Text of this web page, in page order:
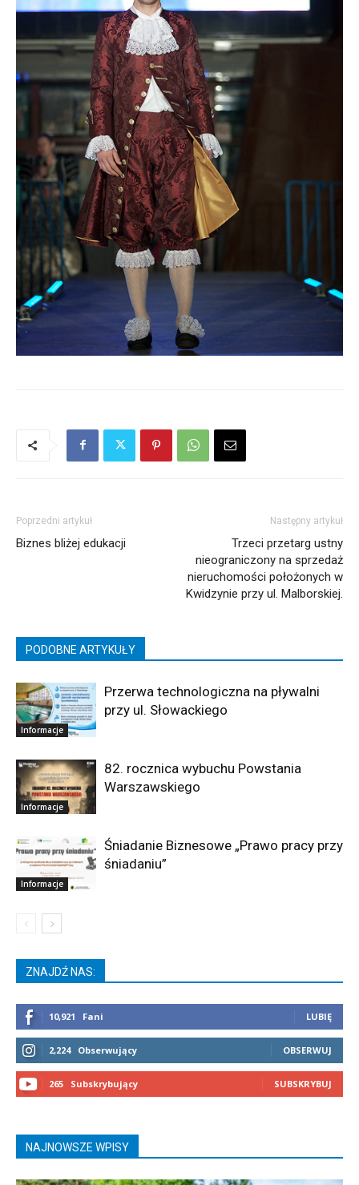
Poprzedni artykuł
Biznes bliżej edukacji
Następny artykuł
Trzeci przetarg ustny
nieograniczony na sprzedaż
nieruchomości położonych w
Kwidzynie przy ul. Malborskiej.
PODOBNE ARTYKUŁY
Informacje
Przerwa technologiczna na pływalni
przy ul. Słowackiego
Informacje
82. rocznica wybuchu Powstania
Warszawskiego
Informacje
Śniadanie Biznesowe „Prawo pracy przy
śniadaniu”
ZNAJDŹ NAS:
10,921 Fani LUBIĘ
2,224 Obserwujący OBSERWUJ
265 Subskrybujący SUBSKRYBUJ
NAJNOWSZE WPISY